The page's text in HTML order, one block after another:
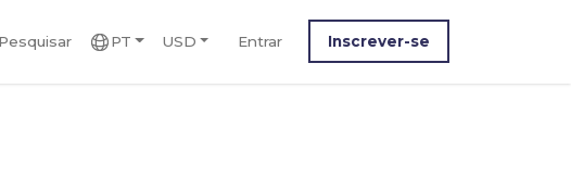
Pesquisar PT USD Entrar Inscrever-se